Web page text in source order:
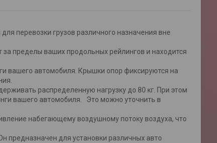
перевозки грузов различного назначения вне
пределы ваших продольных рейлингов и находится
вашего автомобиля. Крышки опор фиксируются на
распределенную нагрузку до 80 кг. При этом
вашего автомобиля. Это можно уточнить в
набегающему воздушному потоку воздуха, что
предназначен для установки различных авто